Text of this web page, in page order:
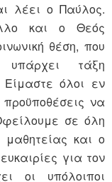
λέει ο Παύλος.
και ο Θεός
θέση, που
τάξη
Είμαστε όλοι εν
να
σε όλη
και ο
για τον
οι υπόλοιποι